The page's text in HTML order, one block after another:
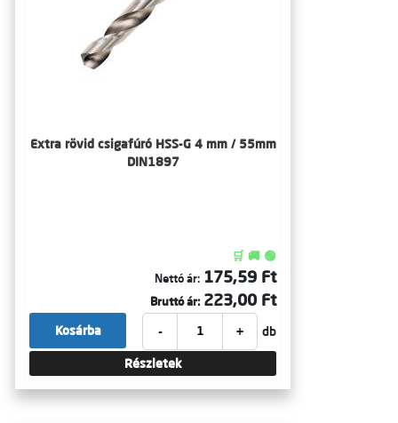
Extra rövid csigafúró HSS-G 4 mm / 55mm
DIN1897
🛒 🚚 🟢
Nettó ár: 175,59 Ft
Bruttó ár: 223,00 Ft
- + db
Kosárba
Részletek